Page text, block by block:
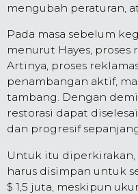
mengubah peraturan,
Pada masa sebelum
menurut Hayes, proses
Artinya, proses
penambangan aktif,
tambang. Dengan
restorasi dapat
dan progresif
Untuk itu diperkirakan,
harus disimpan untuk
$ 1,5 juta, meskipun